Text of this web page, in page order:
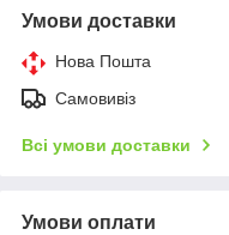
Умови доставки
Нова Пошта
Самовивіз
Всі умови доставки
Умови оплати